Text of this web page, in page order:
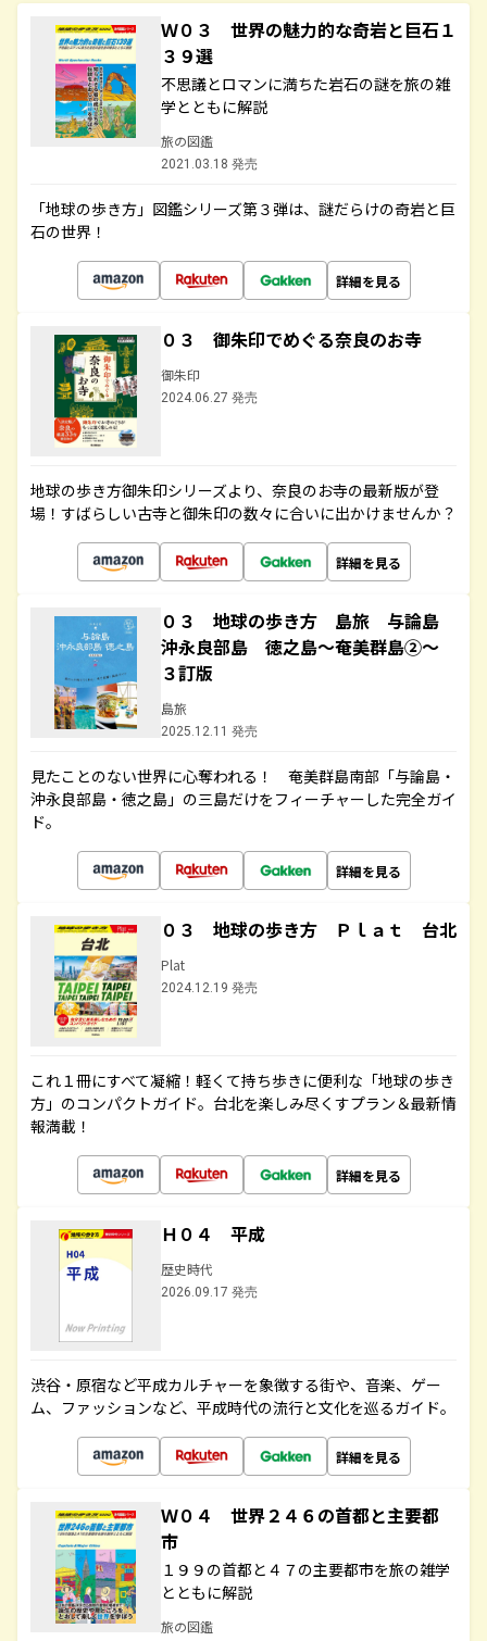
Ｗ０３ 世界の魅力的な奇岩と巨石１
３９選
不思議とロマンに満ちた岩石の謎を旅の雑
学とともに解説
旅の図鑑
2021.03.18 発売
「地球の歩き方」図鑑シリーズ第３弾は、謎だらけの奇岩と巨
石の世界！
詳細を見る
０３ 御朱印でめぐる奈良のお寺
御朱印
2024.06.27 発売
地球の歩き方御朱印シリーズより、奈良のお寺の最新版が登
場！すばらしい古寺と御朱印の数々に合いに出かけませんか？
詳細を見る
０３ 地球の歩き方 島旅 与論島
沖永良部島 徳之島～奄美群島②～
３訂版
島旅
2025.12.11 発売
見たことのない世界に心奪われる！ 奄美群島南部「与論島・
沖永良部島・徳之島」の三島だけをフィーチャーした完全ガイ
ド。
詳細を見る
０３ 地球の歩き方 Ｐｌａｔ 台北
Plat
2024.12.19 発売
これ１冊にすべて凝縮！軽くて持ち歩きに便利な「地球の歩き
方」のコンパクトガイド。台北を楽しみ尽くすプラン＆最新情
報満載！
詳細を見る
Ｈ０４ 平成
歴史時代
2026.09.17 発売
渋谷・原宿など平成カルチャーを象徴する街や、音楽、ゲー
ム、ファッションなど、平成時代の流行と文化を巡るガイド。
詳細を見る
Ｗ０４ 世界２４６の首都と主要都
市
１９９の首都と４７の主要都市を旅の雑学
とともに解説
旅の図鑑